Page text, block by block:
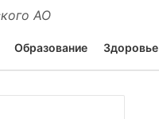
АО
Образование Здоровье